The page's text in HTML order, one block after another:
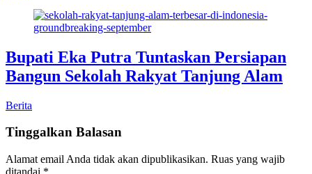
Bupati Eka Putra Tuntaskan Persiapan
Bangun Sekolah Rakyat Tanjung Alam
Berita
Tinggalkan Balasan
Alamat email Anda tidak akan dipublikasikan. Ruas yang wajib
ditandai *